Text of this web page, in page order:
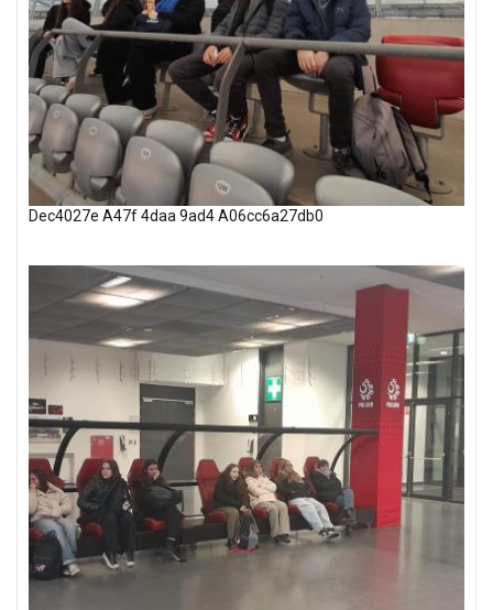
Dec4027e A47f 4daa 9ad4 A06cc6a27db0